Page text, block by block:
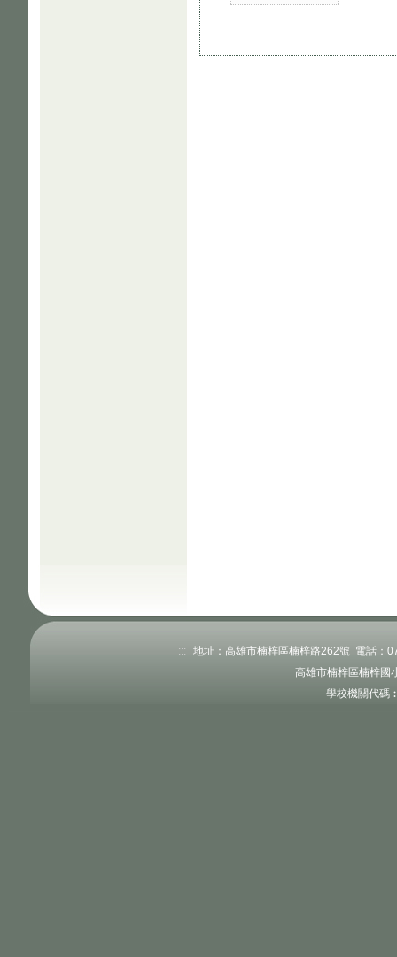
:::
地址：高雄市楠梓區楠梓路262號 電話：
高雄市楠梓區楠梓國
學校機關代碼